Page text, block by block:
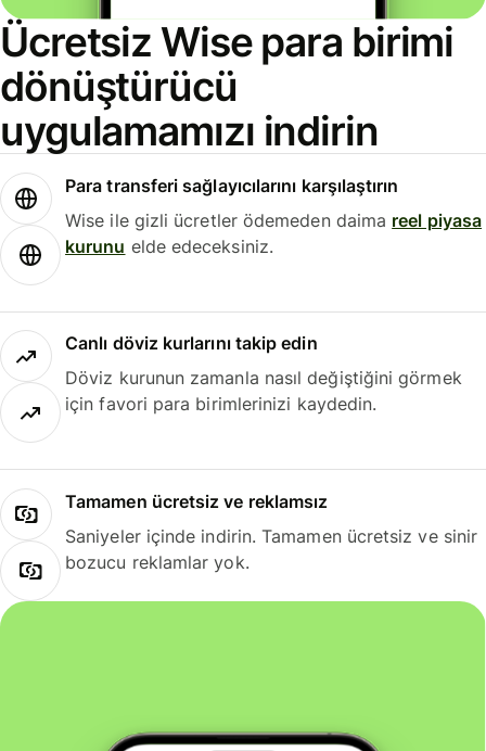
Ücretsiz Wise para birimi
dönüştürücü
uygulamamızı indirin
Para transferi sağlayıcılarını karşılaştırın
Wise ile gizli ücretler ödemeden daima reel piyasa
kurunu elde edeceksiniz.
Canlı döviz kurlarını takip edin
Döviz kurunun zamanla nasıl değiştiğini görmek
için favori para birimlerinizi kaydedin.
Tamamen ücretsiz ve reklamsız
Saniyeler içinde indirin. Tamamen ücretsiz ve sinir
bozucu reklamlar yok.